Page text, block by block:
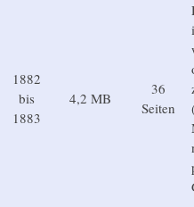
1882
bis
1883
4,2 MB
36
Seiten